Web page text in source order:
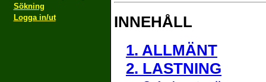
Sökning
Logga in/ut
INNEHÅLL
1. ALLMÄNT
2. LASTNING